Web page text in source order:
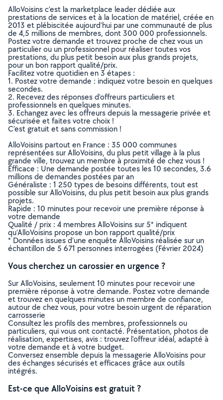
AlloVoisins c’est la marketplace leader dédiée aux
prestations de services et à la location de matériel, créée en
2013 et plébiscitée aujourd’hui par une communauté de plus
de 4,5 millions de membres, dont 300 000 professionnels.
Postez votre demande et trouvez proche de chez vous un
particulier ou un professionnel pour réaliser toutes vos
prestations, du plus petit besoin aux plus grands projets,
pour un bon rapport qualité/prix.
Facilitez votre quotidien en 3 étapes :
1. Postez votre demande : indiquez votre besoin en quelques
secondes.
2. Recevez des réponses d’offreurs particuliers et
professionnels en quelques minutes.
3. Echangez avec les offreurs depuis la messagerie privée et
sécurisée et faites votre choix !
C’est gratuit et sans commission !
AlloVoisins partout en France : 35 000 communes
représentées sur AlloVoisins, du plus petit village à la plus
grande ville, trouvez un membre à proximité de chez vous !
Efficace : Une demande postée toutes les 10 secondes, 3.6
millions de demandes postées par an
Généraliste : 1 250 types de besoins différents, tout est
possible sur AlloVoisins, du plus petit besoin aux plus grands
projets.
Rapide : 10 minutes pour recevoir une première réponse à
votre demande
Qualité / prix : 4 membres AlloVoisins sur 5* indiquent
qu’AlloVoisins propose un bon rapport qualité/prix
* Données issues d’une enquête AlloVoisins réalisée sur un
échantillon de 5 671 personnes interrogées (Février 2024)
Vous cherchez un carossier en urgence ?
Sur AlloVoisins, seulement 10 minutes pour recevoir une
première réponse à votre demande. Postez votre demande
et trouvez en quelques minutes un membre de confiance,
autour de chez vous, pour votre besoin urgent de réparation
carrosserie
Consultez les profils des membres, professionnels ou
particuliers, qui vous ont contacté. Présentation, photos de
réalisation, expertises, avis : trouvez l'offreur idéal, adapté à
votre demande et à votre budget.
Conversez ensemble depuis la messagerie AlloVoisins pour
des échanges sécurisés et efficaces grâce aux outils
intégrés.
Est-ce que AlloVoisins est gratuit ?